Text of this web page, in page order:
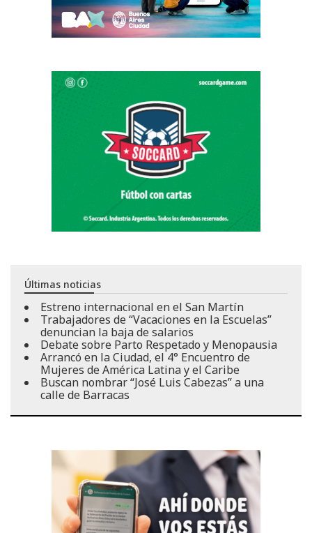
Últimas noticias
Estreno internacional en el San Martín
Trabajadores de “Vacaciones en la Escuelas”
denuncian la baja de salarios
Debate sobre Parto Respetado y Menopausia
Arrancó en la Ciudad, el 4° Encuentro de
Mujeres de América Latina y el Caribe
Buscan nombrar “José Luis Cabezas” a una
calle de Barracas